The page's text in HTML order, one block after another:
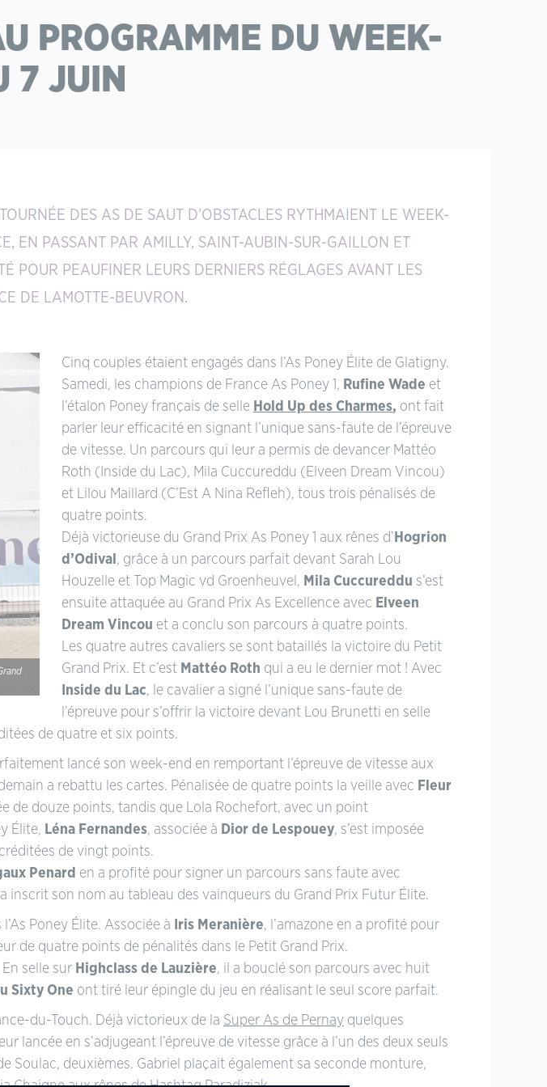
PROGRAMME DU WEEK-
7 JUIN
DES AS DE SAUT D’OBSTACLES RYTHMAIENT LE WEEK-
EN PASSANT PAR AMILLY, SAINT-AUBIN-SUR-GAILLON ET
POUR PEAUFINER LEURS DERNIERS RÉGLAGES AVANT LES
DE LAMOTTE-BEUVRON.
Cinq couples étaient engagés dans l’As Poney Élite de Glatigny.
Samedi, les champions de France As Poney 1, Rufine Wade et
l’étalon Poney français de selle Hold Up des Charmes, ont fait
parler leur efficacité en signant l’unique sans-faute de l’épreuve
de vitesse. Un parcours qui leur a permis de devancer Mattéo
Roth (Inside du Lac), Mila Cuccureddu (Elveen Dream Vincou)
et Lilou Maillard (C’Est A Nina Refleh), tous trois pénalisés de
quatre points.
Déjà victorieuse du Grand Prix As Poney 1 aux rênes d’ Hogrion
d’Odival , grâce à un parcours parfait devant Sarah Lou
Houzelle et Top Magic vd Groenheuvel, Mila Cuccureddu s’est
ensuite attaquée au Grand Prix As Excellence avec Elveen
Dream Vincou et a conclu son parcours à quatre points.
Les quatre autres cavaliers se sont bataillés la victoire du Petit
Grand Prix. Et c’est Mattéo Roth qui a eu le dernier mot ! Avec
Inside du Lac, le cavalier a signé l’unique sans-faute de
l’épreuve pour s’offrir la victoire devant Lou Brunetti en selle
de quatre et six points.
lancé son week-end en remportant l’épreuve de vitesse aux
a rebattu les cartes. Pénalisée de quatre points la veille avec Fleur
de douze points, tandis que Lola Rochefort, avec un point
Élite, Léna Fernandes, associée à Dior de Lespouey, s’est imposée
de vingt points.
Penard en a profité pour signer un parcours sans faute avec
inscrit son nom au tableau des vainqueurs du Grand Prix Futur Élite.
Poney Élite. Associée à Iris Meranière, l’amazone en a profité pour
de quatre points de pénalités dans le Petit Grand Prix.
selle sur Highclass de Lauzière, il a bouclé son parcours avec huit
Sixty One ont tiré leur épingle du jeu en réalisant le seul score parfait.
du-Touch. Déjà victorieux de la Super As de Pernay quelques
lancée en s’adjugeant l’épreuve de vitesse grâce à l’un des deux seuls
Soulac, deuxièmes. Gabriel plaçait également sa seconde monture,